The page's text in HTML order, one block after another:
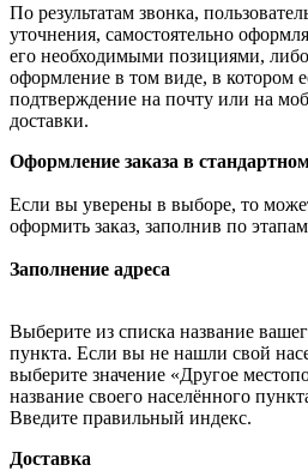
По результатам звонка,
уточнения, самостоятельно
его необходимыми позициями, либо
оформление в том виде, в котором
подтверждение на почту или на
доставки.
Оформление заказа в
Если вы уверены в выборе, то
оформить заказ, заполнив по
Заполнение адреса
Выберите из списка название
пункта. Если вы не нашли свой
выберите значение «Другое
название своего населённого
Введите правильный индекс.
Доставка